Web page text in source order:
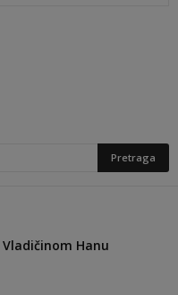
Vladičinom Hanu